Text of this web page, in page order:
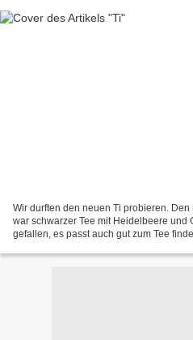
Wir durften den neuen Ti probieren.
war schwarzer Tee mit Heidelbeere und
gefallen, es passt auch gut zum Tee